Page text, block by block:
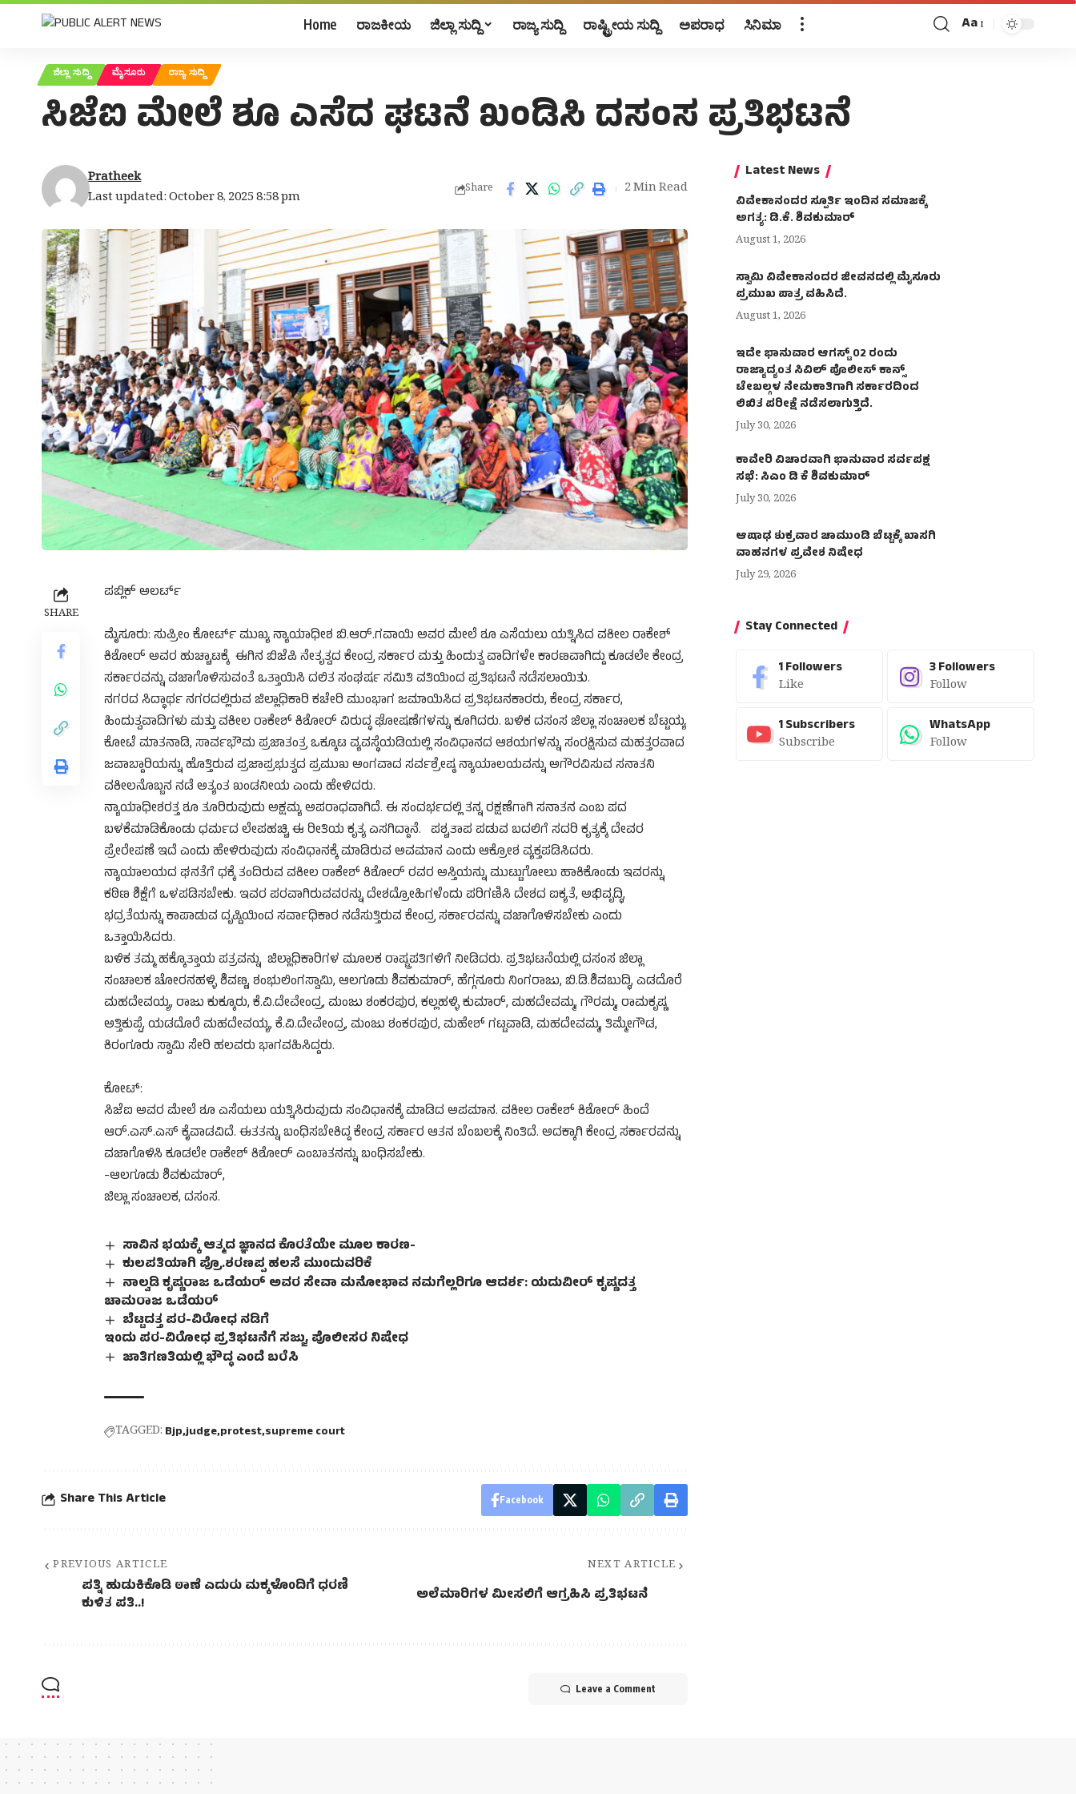
Home ರಾಜಕೀಯ ಜಿಲ್ಲಾ ಸುದ್ದಿ ರಾಜ್ಯ ಸುದ್ದಿ ರಾಷ್ಟ್ರೀಯ ಸುದ್ದಿ ಅಪರಾಧ ಸಿನಿಮಾ
Font
Aa
ಜಿಲ್ಲಾ ಸುದ್ದಿ ಮೈಸೂರು ರಾಜ್ಯ ಸುದ್ದಿ
ಸಿಜೆಐ ಮೇಲೆ ಶೂ ಎಸೆದ ಘಟನೆ ಖಂಡಿಸಿ ದಸಂಸ ಪ್ರತಿಭಟನೆ
Last updated: October 8, 2025 8:58 pm
Pratheek Share 2 Min Read
SHARE
ಪಬ್ಲಿಕ್ ಅಲರ್ಟ್
ಮೈಸೂರು: ಸುಪ್ರೀಂ ಕೋಟ್೯ ಮುಖ್ಯ ನ್ಯಾಯಾಧೀಶ ಬಿ.ಆರ್.ಗವಾಯಿ ಅವರ ಮೇಲೆ ಶೂ ಎಸೆಯಲು ಯತ್ನಿಸಿದ ವಕೀಲ ರಾಕೇಶ್
ಕಿಶೋರ್ ಅವರ ಹುಚ್ಚಾಟಕ್ಕೆ ಈಗಿನ ಬಿಜೆಪಿ ನೇತೃತ್ವದ ಕೇಂದ್ರ ಸರ್ಕಾರ ಮತ್ತು ಹಿಂದುತ್ವ ವಾದಿಗಳೇ ಕಾರಣವಾಗಿದ್ದು ಕೂಡಲೇ ಕೇಂದ್ರ
ಸರ್ಕಾರವನ್ನು ವಜಾಗೊಳಿಸುವಂತೆ ಒತ್ತಾಯಿಸಿ ದಲಿತ ಸಂಘರ್ಷ ಸಮಿತಿ ವತಿಯಿಂದ ಪ್ರತಿಭಟನೆ ನಡೆಸಲಾಯಿತು.
ನಗರದ ಸಿದ್ಧಾರ್ಥ ನಗರದಲ್ಲಿರುವ ಜಿಲ್ಲಾಧಿಕಾರಿ ಕಚೇರಿ ಮುಂಭಾಗ ಜಮಾಯಿಸಿದ ಪ್ರತಿಭಟನಕಾರರು, ಕೇಂದ್ರ ಸರ್ಕಾರ,
ಹಿಂದುತ್ವವಾದಿಗಳು ಮತ್ತು ವಕೀಲ ರಾಕೇಶ್ ಕಿಶೋರ್ ವಿರುದ್ಧ ಘೋಷಣೆಗಳನ್ನು ಕೂಗಿದರು. ಬಳಿಕ ದಸಂಸ ಜಿಲ್ಲಾ ಸಂಚಾಲಕ ಬೆಟ್ಟಯ್ಯ
ಕೋಟೆ ಮಾತನಾಡಿ, ಸಾರ್ವಭೌಮ ಪ್ರಜಾತಂತ್ರ ಒಕ್ಕೂಟ ವ್ಯವಸ್ಥೆಯಡಿಯಲ್ಲಿ ಸಂವಿಧಾನದ ಆಶಯಗಳನ್ನು ಸಂರಕ್ಷಿಸುವ ಮಹತ್ತರವಾದ
ಜವಾಬ್ದಾರಿಯನ್ನು ಹೊತ್ತಿರುವ ಪ್ರಜಾಪ್ರಭುತ್ವದ ಪ್ರಮುಖ ಅಂಗವಾದ ಸರ್ವಶ್ರೇಷ್ಠ ನ್ಯಾಯಾಲಯವನ್ನು ಅಗೌರವಿಸುವ ಸನಾತನಿ
ವಕೀಲನೊಬ್ಬನ ನಡೆ ಅತ್ಯಂತ ಖಂಡನೀಯ ಎಂದು ಹೇಳಿದರು.
ನ್ಯಾಯಾಧೀಶರತ್ತ ಶೂ ತೂರಿರುವುದು ಅಕ್ಷಮ್ಯ ಅಪರಾಧವಾಗಿದೆ. ಈ ಸಂದರ್ಭದಲ್ಲಿ ತನ್ನ ರಕ್ಷಣೆಗಾಗಿ ಸನಾತನ ಎಂಬ ಪದ
ಬಳಕೆಮಾಡಿಕೊಂಡು ಧರ್ಮದ ಲೇಪಹಚ್ಚಿ ಈ ರೀತಿಯ ಕೃತ್ಯ ಎಸಗಿದ್ದಾನೆ. ಪಶ್ಚತಾಪ ಪಡುವ ಬದಲಿಗೆ ಸದರಿ ಕೃತ್ಯಕ್ಕೆ ದೇವರ
ಪ್ರೇರೇಪಣೆ ಇದೆ ಎಂದು ಹೇಳಿರುವುದು ಸಂವಿಧಾನಕ್ಕೆ ಮಾಡಿರುವ ಅವಮಾನ ಎಂದು ಆಕ್ರೋಶ ವ್ಯಕ್ತಪಡಿಸಿದರು.
ನ್ಯಾಯಾಲಯದ ಘನತೆಗೆ ಧಕ್ಕೆ ತಂದಿರುವ ವಕೀಲ ರಾಕೇಶ್ ಕಿಶೋರ್ ರವರ ಅಸ್ತಿಯನ್ನು ಮುಟ್ಟುಗೋಲು ಹಾಕಿಕೊಂಡು ಇವರನ್ನು
ಕಠಿಣ ಶಿಕ್ಷೆಗೆ ಒಳಪಡಿಸಬೇಕು. ಇವರ ಪರವಾಗಿರುವವರನ್ನು ದೇಶದ್ರೋಹಿಗಳೆಂದು ಪರಿಗಣಿಸಿ ದೇಶದ ಐಕ್ಯತೆ, ಅಭಿವೃದ್ಧಿ,
ಭದ್ರತೆಯನ್ನು ಕಾಪಾಡುವ ದೃಷ್ಟಿಯಿಂದ ಸರ್ವಾಧಿಕಾರ ನಡೆಸುತ್ತಿರುವ ಕೇಂದ್ರ ಸರ್ಕಾರವನ್ನು ವಜಾಗೊಳಿಸಬೇಕು ಎಂದು
ಒತ್ತಾಯಿಸಿದರು.
ಬಳಿಕ ತಮ್ಮ ಹಕ್ಕೊತ್ತಾಯ ಪತ್ರವನ್ನು ಜಿಲ್ಲಾಧಿಕಾರಿಗಳ ಮೂಲಕ ರಾಷ್ಟ್ರಪತಿಗಳಿಗೆ ನೀಡಿದರು. ಪ್ರತಿಭಟನೆಯಲ್ಲಿ ದಸಂಸ ಜಿಲ್ಲಾ
ಸಂಚಾಲಕ ಚೋರನಹಳ್ಳಿ ಶಿವಣ್ಣ, ಶಂಭುಲಿಂಗಸ್ವಾಮಿ, ಆಲಗೂಡು ಶಿವಕುಮಾರ್, ಹೆಗ್ಗನೂರು ನಿಂಗರಾಜು, ಬಿ.ಡಿ.ಶಿವಬುದ್ಧಿ, ಎಡದೊರೆ
ಮಹದೇವಯ್ಯ, ರಾಜು ಕುಕ್ಕೂರು, ಕೆ.ವಿ.ದೇವೇಂದ್ರ, ಮಂಜು ಶಂಕರಪುರ, ಕಲ್ಲಹಳ್ಳಿ ಕುಮಾರ್, ಮಹದೇವಮ್ಮ, ಗೌರಮ್ಮ, ರಾಮಕೃಷ್ಣ
ಅತ್ತಿಕುಪ್ಪೆ, ಯಡದೊರೆ ಮಹದೇವಯ್ಯ, ಕೆ.ವಿ.ದೇವೇಂದ್ರ, ಮಂಜು ಶಂಕರಪುರ, ಮಹೇಶ್ ಗಟ್ಟವಾಡಿ, ಮಹದೇವಮ್ಮ, ತಿಮ್ಮೇಗೌಡ,
ಕಿರಂಗೂರು ಸ್ವಾಮಿ ಸೇರಿ ಹಲವರು ಭಾಗವಹಿಸಿದ್ದರು.
ಕೋಟ್:
ಸಿಜೆಐ ಅವರ ಮೇಲೆ ಶೂ ಎಸೆಯಲು ಯತ್ನಿಸಿರುವುದು ಸಂವಿಧಾನಕ್ಕೆ ಮಾಡಿದ ಅಪಮಾನ. ವಕೀಲ ರಾಕೇಶ್ ಕಿಶೋರ್ ಹಿಂದೆ
ಆರ್.ಎಸ್.ಎಸ್ ಕೈವಾಡವಿದೆ. ಈತತನ್ನು ಬಂಧಿಸಬೇಕಿದ್ದ ಕೇಂದ್ರ ಸರ್ಕಾರ ಆತನ ಬೆಂಬಲಕ್ಕೆ ನಿಂತಿದೆ. ಅದಕ್ಕಾಗಿ ಕೇಂದ್ರ ಸರ್ಕಾರವನ್ನು
ವಜಾಗೊಳಿಸಿ ಕೂಡಲೇ ರಾಕೇಶ್ ಕಿಶೋರ್ ಎಂಬಾತನನ್ನು ಬಂಧಿಸಬೇಕು.
-ಆಲಗೂಡು ಶಿವಕುಮಾರ್,
ಜಿಲ್ಲಾ ಸಂಚಾಲಕ, ದಸಂಸ.
ಸಾವಿನ ಭಯಕ್ಕೆ ಆತ್ಮದ ಜ್ಞಾನದ ಕೊರತೆಯೇ ಮೂಲ ಕಾರಣ-
ಕುಲಪತಿಯಾಗಿ ಪ್ರೊ.ಶರಣಪ್ಪ ಹಲಸೆ ಮುಂದುವರಿಕೆ
ನಾಲ್ವಡಿ ಕೃಷ್ಣರಾಜ ಒಡೆಯರ್ ಅವರ ಸೇವಾ ಮನೋಭಾವ ನಮಗೆಲ್ಲರಿಗೂ ಆದರ್ಶ: ಯದುವೀರ್ ಕೃಷ್ಣದತ್ತ
ಚಾಮರಾಜ ಒಡೆಯರ್
ಬೆಟ್ಟದತ್ತ ಪರ-ವಿರೋಧ ನಡಿಗೆ
ಇಂದು ಪರ-ವಿರೋಧ ಪ್ರತಿಭಟನೆಗೆ ಸಜ್ಜು, ಪೊಲೀಸರ ನಿಷೇಧ
ಜಾತಿಗಣತಿಯಲ್ಲಿ ಭೌದ್ಧ ಎಂದೆ ಬರೆಸಿ
TAGGED: Bjp judge protest supreme court
Share This Article Facebook
PREVIOUS ARTICLE
ಪತ್ನಿ ಹುಡುಕಿಕೊಡಿ ಠಾಣೆ ಎದುರು ಮಕ್ಕಳೊಂದಿಗೆ ಧರಣಿ
ಕುಳಿತ ಪತಿ..!
NEXT ARTICLE
ಅಲೆಮಾರಿಗಳ ಮೀಸಲಿಗೆ ಆಗ್ರಹಿಸಿ ಪ್ರತಿಭಟನೆ
Leave a Comment
Latest News
ವಿವೇಕಾನಂದರ ಸ್ಪೂರ್ತಿ ಇಂದಿನ ಸಮಾಜಕ್ಕೆ
ಅಗತ್ಯ: ಡಿ.ಕೆ. ಶಿವಕುಮಾರ್
August 1, 2026
ಸ್ವಾಮಿ ವಿವೇಕಾನಂದರ ಜೀವನದಲ್ಲಿ ಮೈಸೂರು
ಪ್ರಮುಖ ಪಾತ್ರ ವಹಿಸಿದೆ.
August 1, 2026
ಇದೇ ಭಾನುವಾರ ಆಗಸ್ಟ್ 02 ರಂದು
ರಾಜ್ಯಾದ್ಯಂತ ಸಿವಿಲ್ ಪೊಲೀಸ್ ಕಾನ್ಸ್
ಟೇಬಲ್ಗಳ ನೇಮಕಾತಿಗಾಗಿ ಸರ್ಕಾರದಿಂದ
ಲಿಖಿತ ಪರೀಕ್ಷೆ ನಡೆಸಲಾಗುತ್ತಿದೆ.
July 30, 2026
ಕಾವೇರಿ ವಿಚಾರವಾಗಿ ಭಾನುವಾರ ಸರ್ವಪಕ್ಷ
ಸಭೆ: ಸಿಎಂ ಡಿ ಕೆ ಶಿವಕುಮಾರ್
July 30, 2026
ಆಷಾಢ ಶುಕ್ರವಾರ ಚಾಮುಂಡಿ ಬೆಟ್ಟಕ್ಕೆ ಖಾಸಗಿ
ವಾಹನಗಳ ಪ್ರವೇಶ ನಿಷೇಧ
July 29, 2026
Stay Connected
1Followers
Like
3Followers
Follow
1Subscribers
Subscribe
WhatsApp
Follow